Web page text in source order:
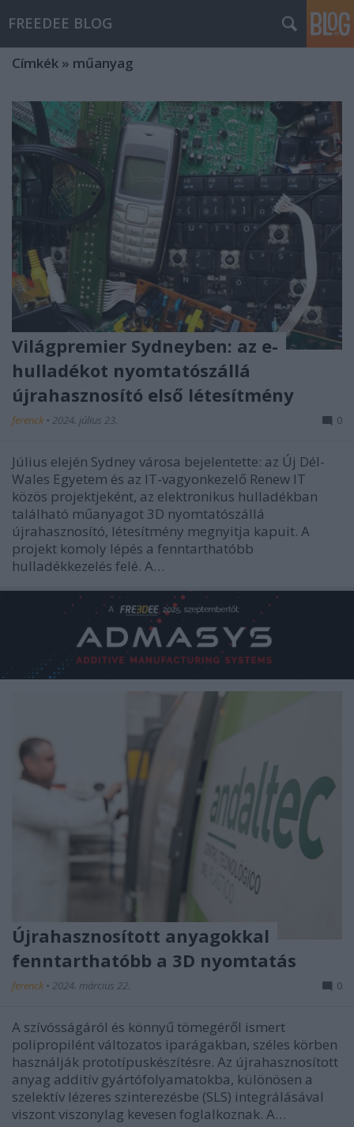
FREEDEE BLOG
Címkék » műanyag
Világpremier Sydneyben: az e-
hulladékot nyomtatószállá
újrahasznosító első létesítmény
ferenck • 2024. július 23. 0
Július elején Sydney városa bejelentette: az Új Dél-
Wales Egyetem és az IT-vagyonkezelő Renew IT
közös projektjeként, az elektronikus hulladékban
található műanyagot 3D nyomtatószállá
újrahasznosító, létesítmény megnyitja kapuit. A
projekt komoly lépés a fenntarthatóbb
hulladékkezelés felé. A…
Újrahasznosított anyagokkal
fenntarthatóbb a 3D nyomtatás
ferenck • 2024. március 22. 0
A szívósságáról és könnyű tömegéről ismert
polipropilént változatos iparágakban, széles körben
használják prototípuskészítésre. Az újrahasznosított
anyag additív gyártófolyamatokba, különösen a
szelektív lézeres szinterezésbe (SLS) integrálásával
viszont viszonylag kevesen foglalkoznak. A…